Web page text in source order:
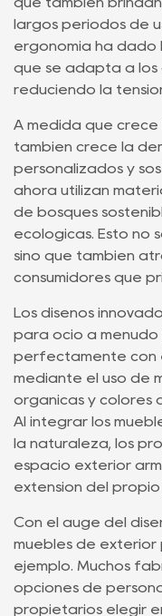
largos períodos de
ergonomía ha dado
que se adapta a los
reduciendo la
A medida que crece
también crece la
personalizados y
ahora utilizan
de bosques
ecológicas. Esto no
sino que también
consumidores que
Los diseños
para ocio a
perfectamente con
mediante el uso de
orgánicas y colores
Al integrar los
la naturaleza, los
espacio exterior
extensión del propio
Con el auge del
muebles de exterior
ejemplo. Muchos
opciones de
propietarios elegir